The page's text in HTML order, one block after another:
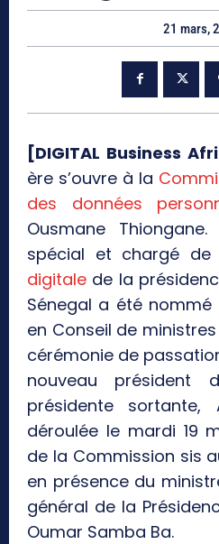
21 mars,
[DIGITAL Business
ère s’ouvre à la
des données
Ousmane Thiongane.
spécial et chargé de
digitale de la
Sénegal a été
en Conseil de
cérémonie de
nouveau
présidente sortante,
déroulée le mardi 19
de la Commission sis
en présence du
général de la
Oumar Samba Ba.